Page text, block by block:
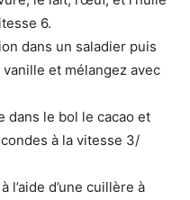
6.
dans un saladier puis
et mélangez avec
dans le bol le cacao et
à la vitesse 3/
l’aide d’une cuillère à